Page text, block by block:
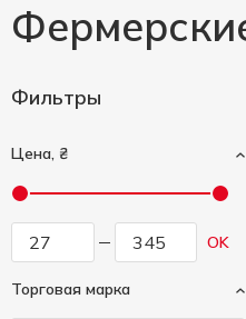
Фильтры
Цена, ₴
OK
Торговая марка